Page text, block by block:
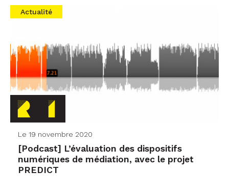
Actualité
Le 19 novembre 2020
[Podcast] L’évaluation des dispositifs
numériques de médiation, avec le projet
PREDICT